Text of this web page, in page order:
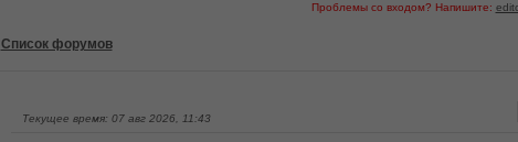
Проблемы со входом? Напишите:
Список форумов
Текущее время: 07 авг 2026, 11:43